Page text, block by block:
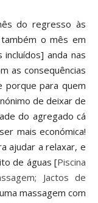
do regresso às
o mês em
anda nas
as consequências
porque para quem
de deixar de
do agregadocá
mais económica!
ajudar a relaxar, e
de águas [Piscina
Jactos de
massagem com